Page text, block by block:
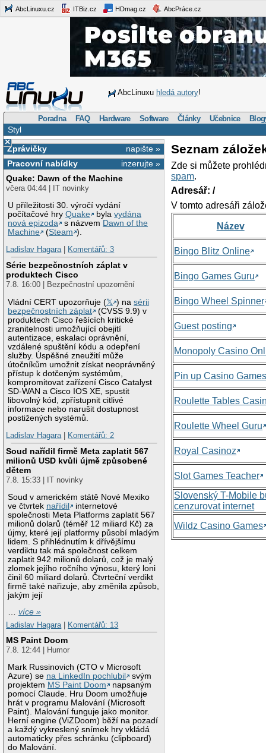
AbcLinuxu.cz ITBiz.cz HDmag.cz AbcPráce.cz
AbcLinuxu hledá autory!
Poradna FAQ Hardware Software Články Učebnice
Styl
×
napište »
Zprávičky
inzerujte »
Pracovní nabídky
Quake: Dawn of the Machine
včera 04:44 | IT novinky
U příležitosti 30. výročí vydání
počítačové hryQuake bylavydána
nová epizoda
s názvem Dawn of the
Machine
(Steam ).
Ladislav Hagara| Komentářů: 3
Série bezpečnostních záplat v
produktech Cisco
7.8. 16:00 | Bezpečnostní upozornění
Vládní CERT upozorňuje (𝕏 ) nasérii
bezpečnostních záplat
(CVSS 9.9) v
produktech Cisco řešících kritické
zranitelnosti umožňující obejití
autentizace, eskalaci oprávnění,
vzdálené spuštění kódu a odepření
služby. Úspěšné zneužití může
útočníkům umožnit získat neoprávněný
přístup k dotčeným systémům,
kompromitovat zařízení Cisco Catalyst
SD-WAN a Cisco IOS XE, spustit
libovolný kód, zpřístupnit citlivé
informace nebo narušit dostupnost
postižených systémů.
Ladislav Hagara| Komentářů: 2
Soud nařídil firmě Meta zaplatit 567
milionů USD kvůli újmě způsobené
dětem
7.8. 15:33 | IT novinky
Soud v americkém státě Nové Mexiko
ve čtvrtek nařídil
internetové
společnosti Meta Platforms zaplatit 567
milionů dolarů (téměř 12 miliard Kč) za
újmy, které její platformy působí mladým
lidem. S přihlédnutím k dřívějšímu
verdiktu tak má společnost celkem
zaplatit 942 milionů dolarů, což je malý
zlomek jejího ročního výnosu, který loni
činil 60 miliard dolarů. Čtvrteční verdikt
firmě také nařizuje, aby změnila způsob,
jakým její
…více »
Ladislav Hagara
Komentářů: 13
MS Paint Doom
7.8. 12:44 | Humor
Mark Russinovich (CTO v Microsoft
Azure) se na LinkedIn pochlubil
svým
projektem MS Paint Doom
napsaným
pomocí Claude. Hru Doom umožňuje
hrát v programu Malování (Microsoft
Paint). Malování funguje jako monitor.
Herní engine (ViZDoom) běží na pozadí
a každý vykreslený snímek hry vkládá
automaticky přes schránku (clipboard)
do Malování.
Seznam
Zde si můžete
spam.
Adresář: /
V tomto adresáři
Název
Bingo Blitz Online
Bingo Games Guru
Bingo Wheel Spinner
Guest posting
Monopoly Casino
Pin up Casino
Roulette Tables
Roulette Wheel Guru
Royal Casinoz
Slot Games Teacher
Slovenský T-Mobile
cenzurovat internet
Wildz Casino Games